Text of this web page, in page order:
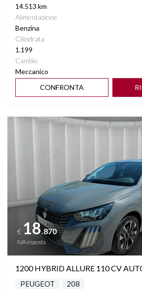
14.513 km
Alimentazione
Benzina
Cilindrata
1.199
Cambio
Meccanico
CONFRONTA
Vedi dettagli
€ 18.870
IVA esposta
1200 HYBRID ALLURE 110 CV
PEUGEOT 208